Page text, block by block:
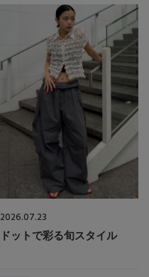
2026.07.23
ドットで彩る旬スタイル